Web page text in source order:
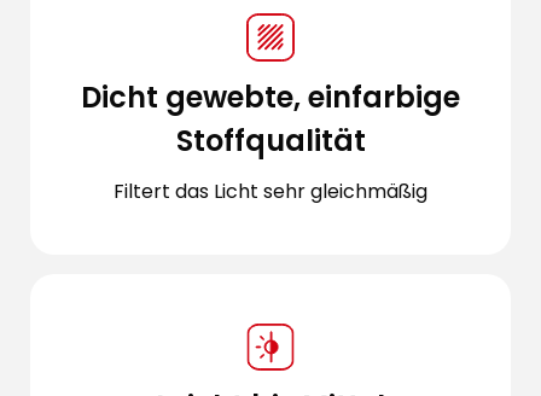
Dicht gewebte, einfarbige
Stoffqualität
Filtert das Licht sehr gleichmäßig